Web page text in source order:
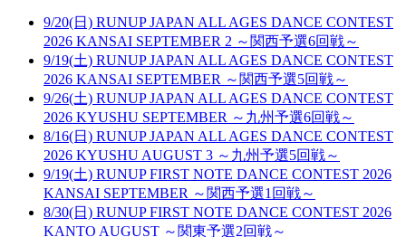
9/20(日) RUNUP JAPAN ALL AGES DANCE CONTEST
2026 KANSAI SEPTEMBER 2 ～関西予選6回戦～
9/19(土) RUNUP JAPAN ALL AGES DANCE CONTEST
2026 KANSAI SEPTEMBER ～関西予選5回戦～
9/26(土) RUNUP JAPAN ALL AGES DANCE CONTEST
2026 KYUSHU SEPTEMBER ～九州予選6回戦～
8/16(日) RUNUP JAPAN ALL AGES DANCE CONTEST
2026 KYUSHU AUGUST 3 ～九州予選5回戦～
9/19(土) RUNUP FIRST NOTE DANCE CONTEST 2026
KANSAI SEPTEMBER ～関西予選1回戦～
8/30(日) RUNUP FIRST NOTE DANCE CONTEST 2026
KANTO AUGUST ～関東予選2回戦～